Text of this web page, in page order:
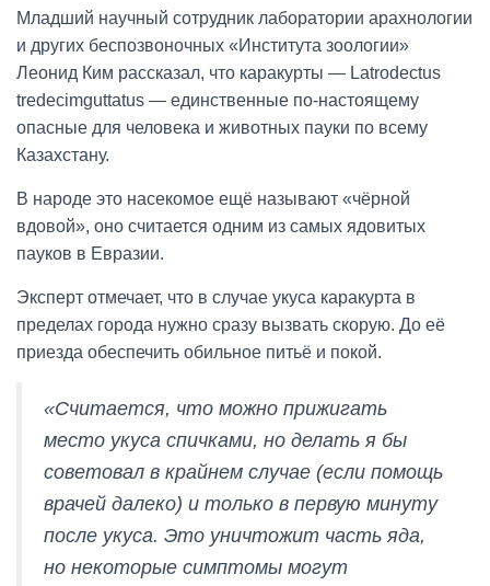
Младший научный сотрудник лаборатории арахнологии
и других беспозвоночных «Института зоологии»
Леонид Ким рассказал, что каракурты — Latrodectus
tredecimguttatus — единственные по-настоящему
опасные для человека и животных пауки по всему
Казахстану.
В народе это насекомое ещё называют «чёрной
вдовой», оно считается одним из самых ядовитых
пауков в Евразии.
Эксперт отмечает, что в случае укуса каракурта в
пределах города нужно сразу вызвать скорую. До её
приезда обеспечить обильное питьё и покой.
«Считается, что можно прижигать
место укуса спичками, но делать я бы
советовал в крайнем случае (если помощь
врачей далеко) и только в первую минуту
после укуса. Это уничтожит часть яда,
но некоторые симптомы могут